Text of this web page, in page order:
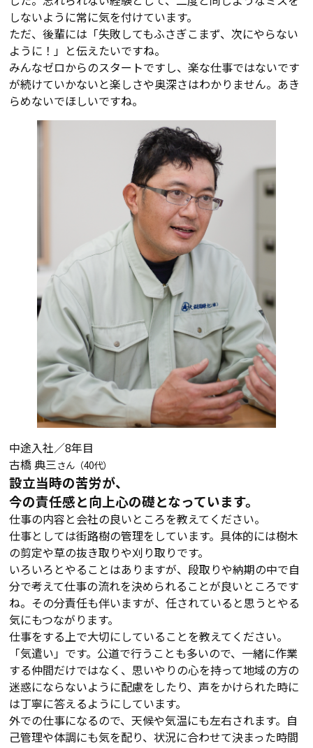
しないように常に気を付けています。
ただ、後輩には「失敗してもふさぎこまず、次にやらない
ように！」と伝えたいですね。
みんなゼロからのスタートですし、楽な仕事ではないです
が続けていかないと楽しさや奥深さはわかりません。あき
らめないでほしいですね。
中途入社／8年目
古橋 典三さん（40代）
設立当時の苦労が、
今の責任感と向上心の礎となっています。
仕事の内容と会社の良いところを教えてください。
仕事としては街路樹の管理をしています。具体的には樹木
の剪定や草の抜き取りや刈り取りです。
いろいろとやることはありますが、段取りや納期の中で自
分で考えて仕事の流れを決められることが良いところです
ね。その分責任も伴いますが、任されていると思うとやる
気にもつながります。
仕事をする上で大切にしていることを教えてください。
「気遣い」です。公道で行うことも多いので、一緒に作業
する仲間だけではなく、思いやりの心を持って地域の方の
迷惑にならないように配慮をしたり、声をかけられた時に
は丁寧に答えるようにしています。
外での仕事になるので、天候や気温にも左右されます。自
己管理や体調にも気を配り、状況に合わせて決まった時間